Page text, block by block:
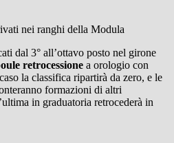
nei ranghi della Modula
dal 3° all’ottavo posto nel girone
retrocessione a orologio con
la classifica ripartirà da zero, e le
formazioni di altri
in graduatoria retrocederà in